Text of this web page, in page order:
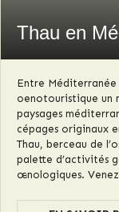
Thau en
Entre
oenotouristique un
paysages
cépages originaux
Thau, berceau de
palette d’activités
œnologiques. Venez